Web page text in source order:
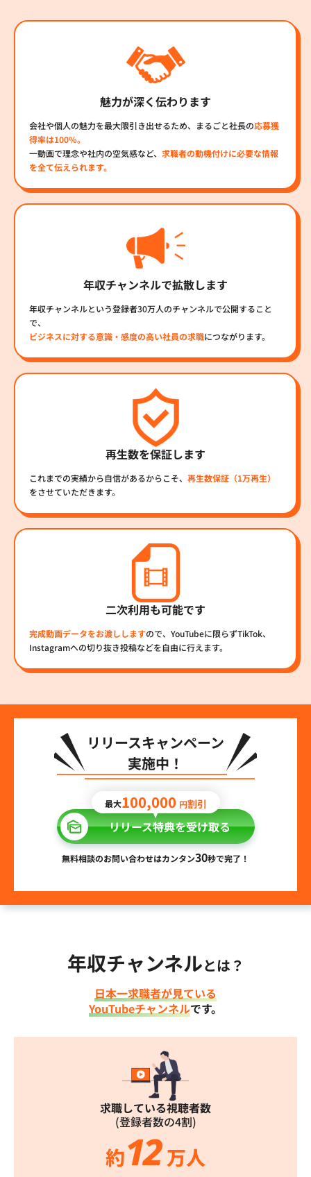
魅力が深く伝わります
会社や個人の魅力を最大限引き出せるため、まるごと社長の応募獲
得率は100%。
一動画で理念や社内の空気感など、 求職者の動機付けに必要な情報
を全て伝えられます。
年収チャンネルで拡散します
年収チャンネルという登録者30万人のチャンネルで公開すること
で、
ビジネスに対する意識・感度の高い社員の求職につながります。
再生数を保証します
これまでの実績から自信があるからこそ、 再生数保証（1万再生）
をさせていただきます。
二次利用も可能です
完成動画データをお渡ししますので、YouTubeに限らずTikTok、
Instagramへの切り抜き投稿などを自由に行えます。
リリースキャンペーン
実施中！
最大100,000 円割引
リリース特典を受け取る
無料相談のお問い合わせはカンタン30秒で完了！
年収チャンネルとは？
日本一求職者が見ている
YouTubeチャンネルです。
求職している視聴者数
(登録者数の4割)
約12 万人